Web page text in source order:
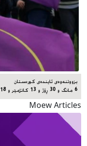
بزووتنەوەی ئایندەی کوردستان
6 مانگ و 30 ڕۆژ و 13 کاتژمێر و 18 خوله‌ک له‌مه‌وپێش‌
Moew Articles